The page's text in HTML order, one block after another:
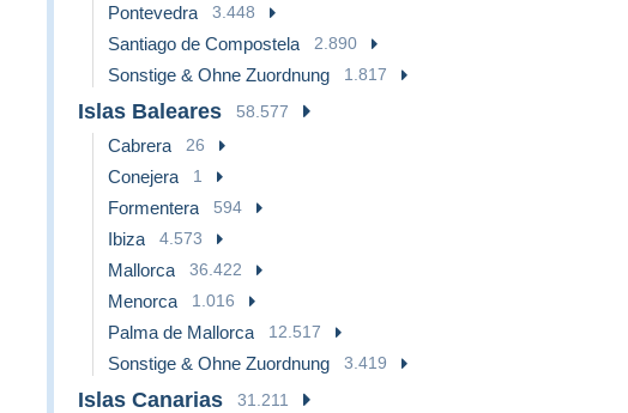
Pontevedra 3.448
Santiago de Compostela 2.890
Sonstige & Ohne Zuordnung 1.817
Islas Baleares 58.577
Cabrera 26
Conejera 1
Formentera 594
Ibiza 4.573
Mallorca 36.422
Menorca 1.016
Palma de Mallorca 12.517
Sonstige & Ohne Zuordnung 3.419
Islas Canarias 31.211